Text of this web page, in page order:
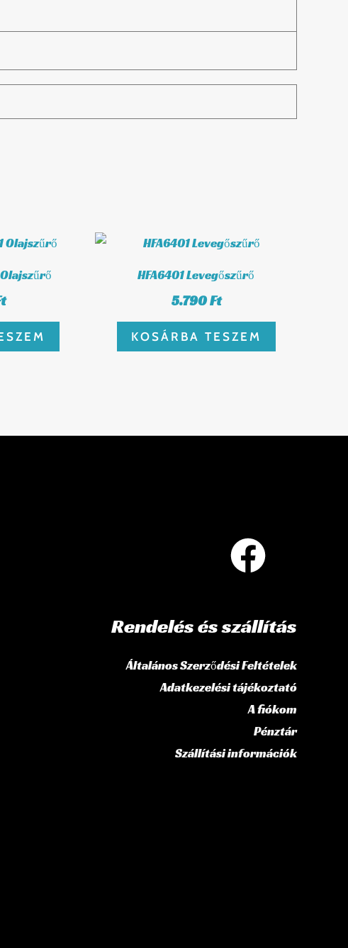
HFA6401 Levegőszűrő
5.790Ft
KOSÁRBA TESZEM
Rendelés és szállítás
Általános Szerződési Feltételek
Adatkezelési tájékoztató
A fiókom
Pénztár
Szállítási információk